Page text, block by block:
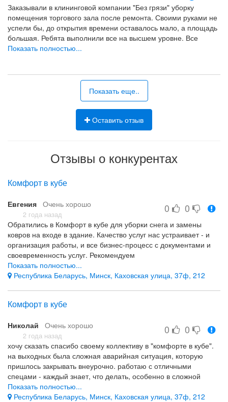
Заказывали в клининговой компании "Без грязи" уборку
помещения торгового зала после ремонта. Своими руками не
успели бы, до открытия времени оставалось мало, а площадь
большая. Ребята выполнили все на высшем уровне. Все
убрали, окна помыли. Все от побелки и пыли от гипсокартона
будущее. Желаю им огромного количества клиентов
различного сегмента. При необходимости будем пользоваться
Показать полностью...
Показать еще..
Оставить отзыв
Отзывы о конкурентах
Комфорт в кубе
Евгения Очень хорошо
2 года назад 0 0
Обратились в Комфорт в кубе для уборки снега и замены
ковров на входе в здание. Качество услуг нас устраивает - и
организация работы, и все бизнес-процесс с документами и
своевременность услуг. Рекомендуем
качество услуг, четкость бизнес-процессов, своевременность
Показать полностью...
Республика Беларусь, Минск, Каховская улица, 37ф, 212
Комфорт в кубе
Николай Очень хорошо
2 года назад 0 0
хочу сказать спасибо своему коллективу в "комфорте в кубе".
на выходных была сложная аварийная ситуация, которую
пришлось закрывать внеурочно. работаю с отличными
спецами - каждый знает, что делать, особенно в сложной
ситуации. спасибо за профессионализм и скорость реакции на
мою просьбу о помощи.
Показать полностью...
Республика Беларусь, Минск, Каховская улица, 37ф, 212